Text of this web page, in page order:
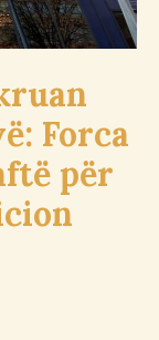
Forca
për